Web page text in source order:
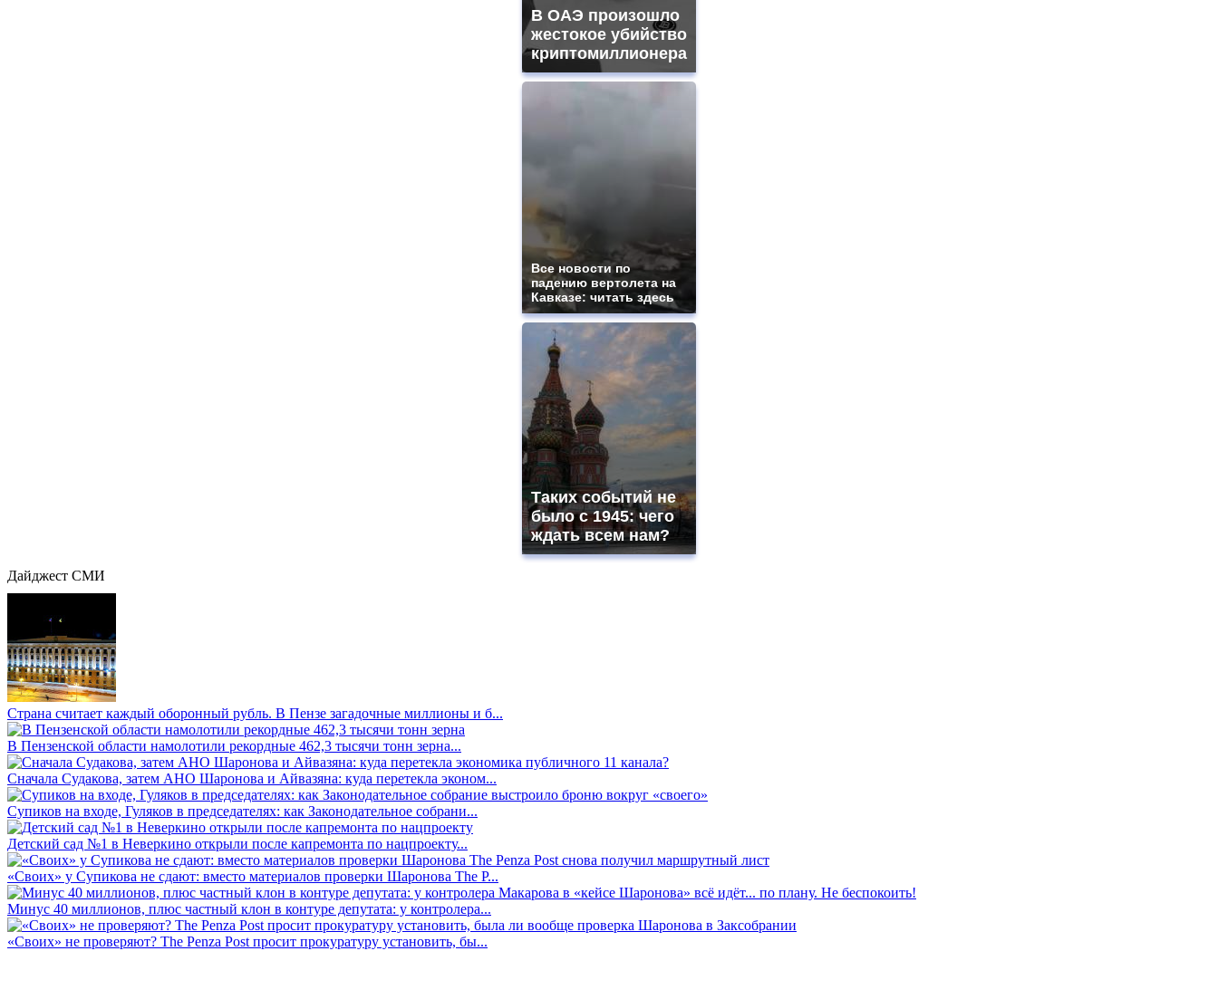
В ОАЭ произошло
жестокое убийство
криптомиллионера
Все новости по
падению вертолета на
Кавказе: читать здесь
Таких событий не
было с 1945: чего
ждать всем нам?
Дайджест СМИ
Страна считает каждый оборонный рубль. В Пензе загадочные миллионы и б...
В Пензенской области намолотили рекордные 462,3 тысячи тонн зерна...
Сначала Судакова, затем АНО Шаронова и Айвазяна: куда перетекла эконом...
Супиков на входе, Гуляков в председателях: как Законодательное собрани...
Детский сад №1 в Неверкино открыли после капремонта по нацпроекту...
«Своих» у Супикова не сдают: вместо материалов проверки Шаронова The P...
Минус 40 миллионов, плюс частный клон в контуре депутата: у контролера...
«Своих» не проверяют? The Penza Post просит прокуратуру установить, бы...